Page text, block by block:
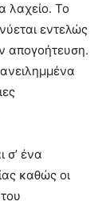
λαχείο. Το
εντελώς
απογοήτευση.
σ’ ένα
καθώς οι